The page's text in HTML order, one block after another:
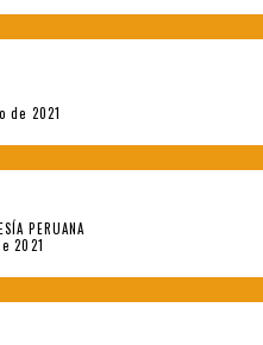
de 2021
PERUANA
2021